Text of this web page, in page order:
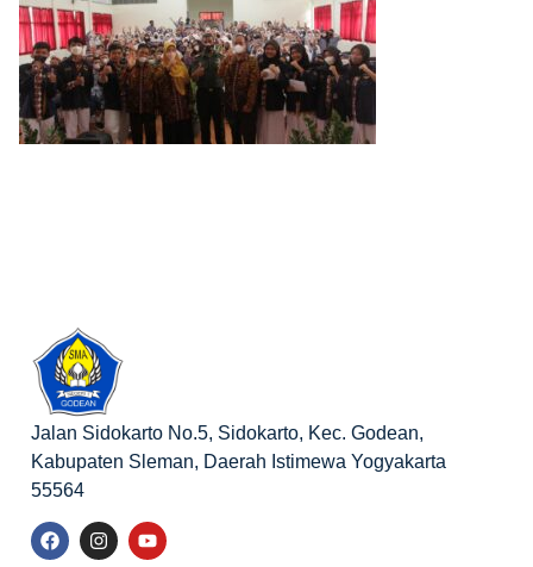
Jalan Sidokarto No.5, Sidokarto, Kec. Godean,
Kabupaten Sleman, Daerah Istimewa Yogyakarta
55564